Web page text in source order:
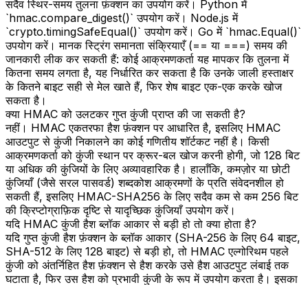
सदैव स्थिर-समय तुलना फ़ंक्शन का उपयोग करें। Python में
`hmac.compare_digest()` उपयोग करें। Node.js में
`crypto.timingSafeEqual()` उपयोग करें। Go में `hmac.Equal()`
उपयोग करें। मानक स्ट्रिंग समानता संक्रियाएँ (== या ===) समय की
जानकारी लीक कर सकती हैं: कोई आक्रमणकर्ता यह मापकर कि तुलना में
कितना समय लगता है, यह निर्धारित कर सकता है कि उनके जाली हस्ताक्षर
के कितने बाइट सही से मेल खाते हैं, फिर शेष बाइट एक-एक करके खोज
सकता है।
क्या HMAC को उलटकर गुप्त कुंजी प्राप्त की जा सकती है?
नहीं। HMAC एकतरफा हैश फ़ंक्शन पर आधारित है, इसलिए HMAC
आउटपुट से कुंजी निकालने का कोई गणितीय शॉर्टकट नहीं है। किसी
आक्रमणकर्ता को कुंजी स्थान पर क्रूर-बल खोज करनी होगी, जो 128 बिट
या अधिक की कुंजियों के लिए अव्यावहारिक है। हालाँकि, कमज़ोर या छोटी
कुंजियाँ (जैसे सरल पासवर्ड) शब्दकोश आक्रमणों के प्रति संवेदनशील हो
सकती हैं, इसलिए HMAC-SHA256 के लिए सदैव कम से कम 256 बिट
की क्रिप्टोग्राफ़िक दृष्टि से यादृच्छिक कुंजियाँ उपयोग करें।
यदि HMAC कुंजी हैश ब्लॉक आकार से बड़ी हो तो क्या होता है?
यदि गुप्त कुंजी हैश फ़ंक्शन के ब्लॉक आकार (SHA-256 के लिए 64 बाइट,
SHA-512 के लिए 128 बाइट) से बड़ी हो, तो HMAC एल्गोरिथम पहले
कुंजी को अंतर्निहित हैश फ़ंक्शन से हैश करके उसे हैश आउटपुट लंबाई तक
घटाता है, फिर उस हैश को प्रभावी कुंजी के रूप में उपयोग करता है। इसका